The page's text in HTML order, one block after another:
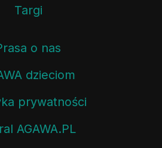
Targi
o nas
dzieciom
prywatności
AGAWA.PL